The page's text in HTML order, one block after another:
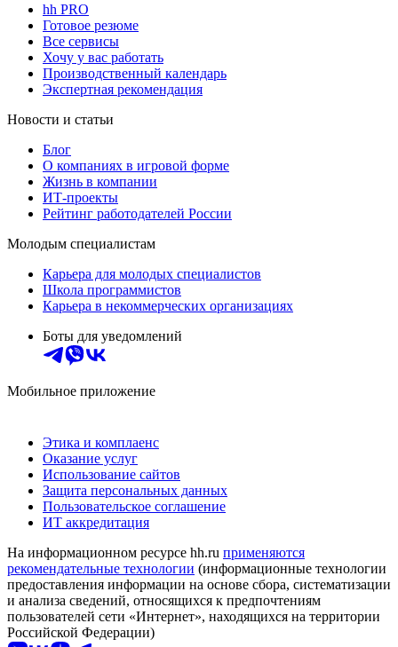
hh PRO
Готовое резюме
Все сервисы
Хочу у вас работать
Производственный календарь
Экспертная рекомендация
Новости и статьи
Блог
О компаниях в игровой форме
Жизнь в компании
ИТ-проекты
Рейтинг работодателей России
Молодым специалистам
Карьера для молодых специалистов
Школа программистов
Карьера в некоммерческих организациях
Боты для уведомлений
Мобильное приложение
Этика и комплаенс
Оказание услуг
Использование сайтов
Защита персональных данных
Пользовательское соглашение
ИТ аккредитация
На информационном ресурсе hh.ru применяются
рекомендательные технологии (информационные технологии
предоставления информации на основе сбора, систематизации
и анализа сведений, относящихся к предпочтениям
пользователей сети «Интернет», находящихся на территории
Российской Федерации)